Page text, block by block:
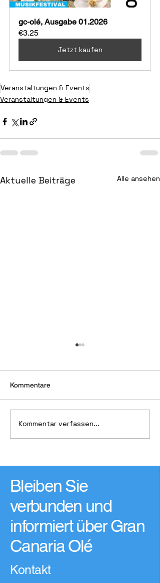
gc-olé, Ausgabe 01.2026
€3.25
Jetzt kaufen
Veranstaltungen & Events
Veranstaltungen & Events
Aktuelle Beiträge Alle ansehen
19. Kunsthandwerksmarkt
Kommentare
Kommentar verfassen...
Bleiben Sie
verbunden und
informiert über Gran
Canaria Olé
Kontakt